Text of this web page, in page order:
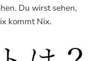
Du wirst sehen,
kommt Nix.